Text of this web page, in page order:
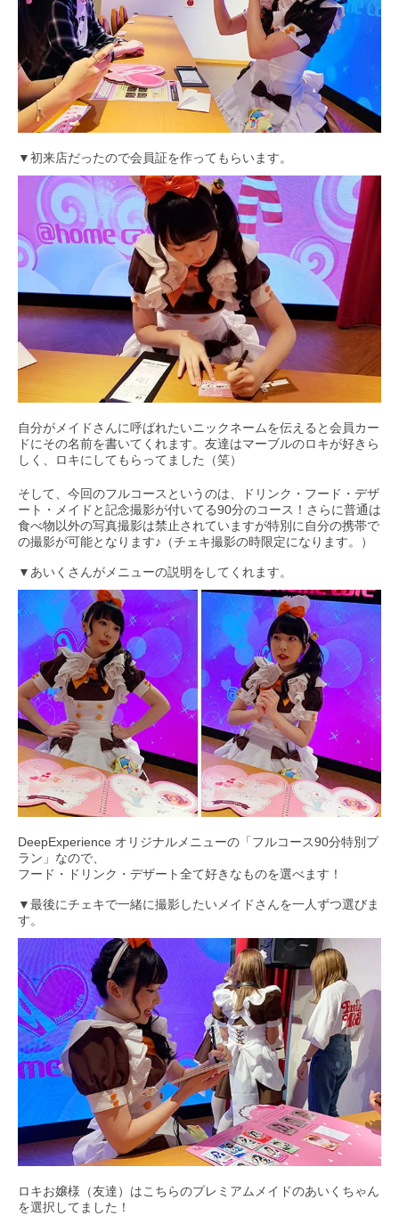
▼初来店だったので会員証を作ってもらいます。
自分がメイドさんに呼ばれたいニックネームを伝えると会員カー
ドにその名前を書いてくれます。友達はマーブルのロキが好きら
しく、ロキにしてもらってました（笑）
そして、今回のフルコースというのは、ドリンク・フード・デザ
ート・メイドと記念撮影が付いてる90分のコース！さらに普通は
食べ物以外の写真撮影は禁止されていますが特別に自分の携帯で
の撮影が可能となります♪（チェキ撮影の時限定になります。）
▼あいくさんがメニューの説明をしてくれます。
DeepExperience オリジナルメニューの「フルコース90分特別プ
ラン」なので、
フード・ドリンク・デザート全て好きなものを選べます！
▼最後にチェキで一緒に撮影したいメイドさんを一人ずつ選びま
す。
ロキお嬢様（友達）はこちらのプレミアムメイドのあいくちゃん
を選択してました！